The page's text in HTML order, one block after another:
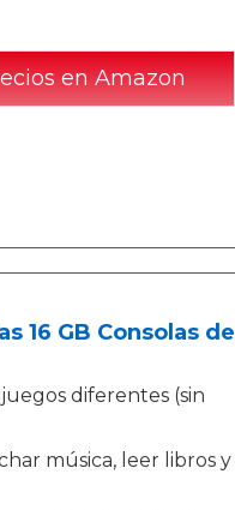
en Amazon
16 GB Consolas de
diferentes (sin
música, leer libros y